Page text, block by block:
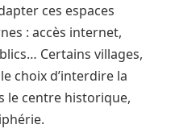
ces espaces
: accès internet,
Certains villages,
choix d’interdire la
le centre historique,